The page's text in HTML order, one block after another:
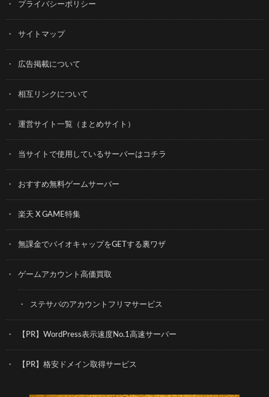
プライバシーポリシー
サイトマップ
広告掲載について
相互リンクについて
運営サイト一覧（まとめサイト）
当サイトで使用しているサーバーはコチラ
おすすめ無料ゲームサーバー
楽天 X GAME特集
無課金でバイオキャップをGETする裏ワザ
ゲームアカウント高価買取
ステサバのアカウントフリマサービス
【PR】WordPress表示速度No.1高速サーバー
【PR】格安ドメイン取得サービス